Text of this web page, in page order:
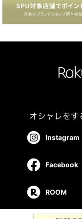
Instagram
Facebook
ROOM